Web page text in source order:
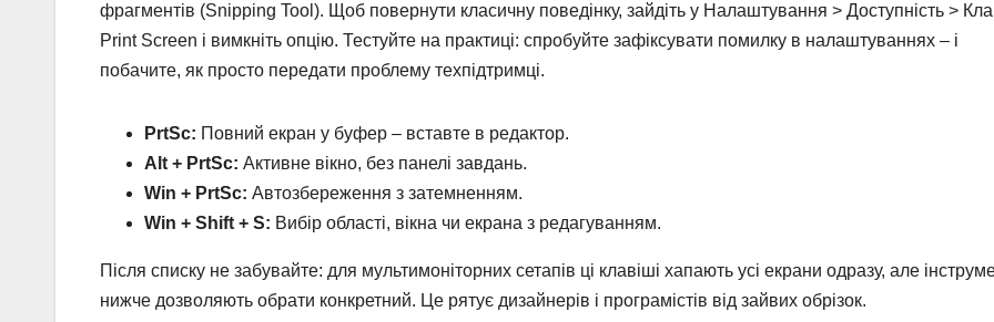
фрагментів (Snipping Tool). Щоб повернути класичну поведінку, зайдіть у Налаштування > Доступність >
Print Screen і вимкніть опцію. Тестуйте на практиці: спробуйте зафіксувати помилку в налаштуваннях – і
побачите, як просто передати проблему техпідтримці.
PrtSc: Повний екран у буфер – вставте в редактор.
Alt + PrtSc: Активне вікно, без панелі завдань.
Win + PrtSc: Автозбереження з затемненням.
Win + Shift + S: Вибір області, вікна чи екрана з редагуванням.
Після списку не забувайте: для мультимоніторних сетапів ці клавіші хапають усі екрани одразу, але
нижче дозволяють обрати конкретний. Це рятує дизайнерів і програмістів від зайвих обрізок.